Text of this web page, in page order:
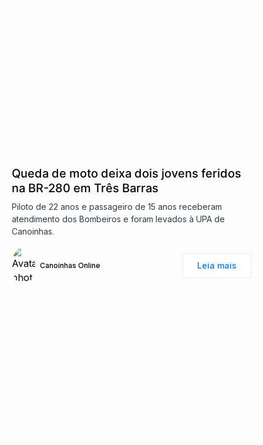
Queda de moto deixa dois jovens feridos
na BR-280 em Três Barras
Piloto de 22 anos e passageiro de 15 anos receberam
atendimento dos Bombeiros e foram levados à UPA de
Canoinhas.
Canoinhas Online Leia mais